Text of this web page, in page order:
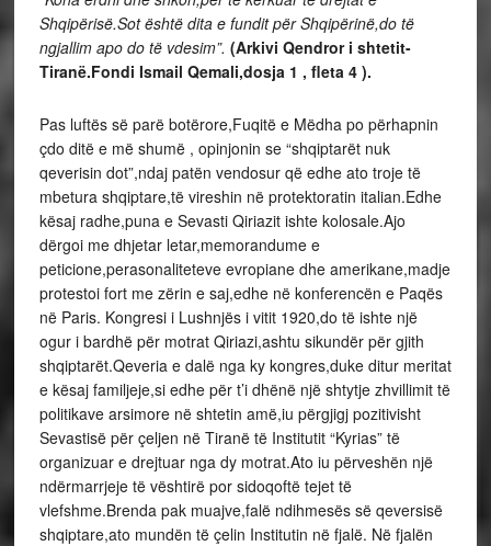
Shqipërisë.Sot është dita e fundit për Shqipërinë,do të
ngjallim apo do të vdesim”. (Arkivi Qendror i shtetit-
Tiranë.Fondi Ismail Qemali,dosja 1 , fleta 4 ).
Pas luftës së parë botërore,Fuqitë e Mëdha po përhapnin
çdo ditë e më shumë , opinjonin se “shqiptarët nuk
qeverisin dot”,ndaj patën vendosur që edhe ato troje të
mbetura shqiptare,të vireshin në protektoratin italian.Edhe
kësaj radhe,puna e Sevasti Qiriazit ishte kolosale.Ajo
dërgoi me dhjetar letar,memorandume e
peticione,perasonaliteteve evropiane dhe amerikane,madje
protestoi fort me zërin e saj,edhe në konferencën e Paqës
në Paris. Kongresi i Lushnjës i vitit 1920,do të ishte një
ogur i bardhë për motrat Qiriazi,ashtu sikundër për gjith
shqiptarët.Qeveria e dalë nga ky kongres,duke ditur meritat
e kësaj familjeje,si edhe për t’i dhënë një shtytje zhvillimit të
politikave arsimore në shtetin amë,iu përgjigj pozitivisht
Sevastisë për çeljen në Tiranë të Institutit “Kyrias” të
organizuar e drejtuar nga dy motrat.Ato iu përveshën një
ndërmarrjeje të vështirë por sidoqoftë tejet të
vlefshme.Brenda pak muajve,falë ndihmesës së qeversisë
shqiptare,ato mundën të çelin Institutin në fjalë. Në fjalën